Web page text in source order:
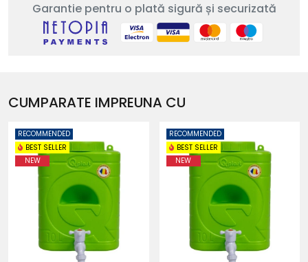
Garantie pentru o plată sigură și securizată
CUMPARATE IMPREUNA CU
RECOMMENDED
BEST SELLER
NEW
RECOMMENDED
BEST SELLER
NEW